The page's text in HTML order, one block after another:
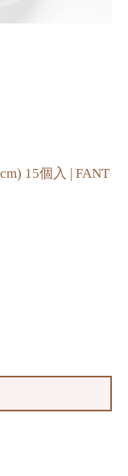
15個入 | FANT